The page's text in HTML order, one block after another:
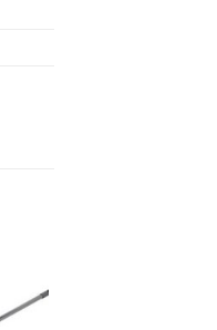
Dodaj
na